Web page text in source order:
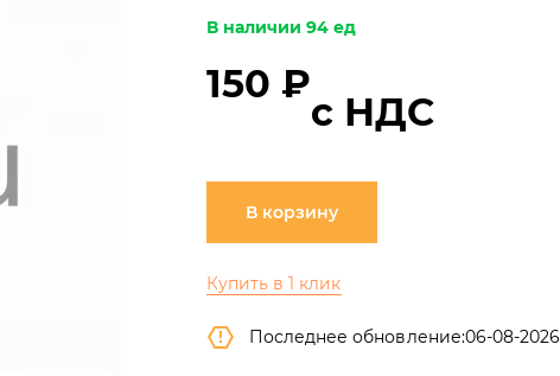
В наличии 94 ед
150 ₽
с НДС
В корзину
Купить в 1 клик
Последнее обновление:06-08-2026